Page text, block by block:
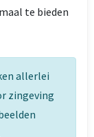
te bieden
allerlei
zingeving